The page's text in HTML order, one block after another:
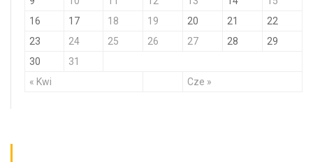
« Kwi Cze »
16
17 18 19 20 21
22
23
24 25 26 27 28
29
30
31